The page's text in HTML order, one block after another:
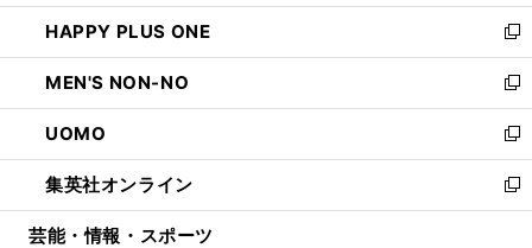
開
く
ウ
で
開
く
ン
ド
ウ
で
開
く
ウ
ィ
ン
ド
ウ
で
開
く
し
い
ウ
ィ
ン
ド
ウ
で
開
HAPPY PLUS ONE
新
し
い
ウ
ィ
ン
ド
ウ
MEN'S NON-NO
新
し
い
ウ
ィ
ン
UOMO
新
し
い
ウ
集英社オンライン
新
し
芸能・情報・スポーツ